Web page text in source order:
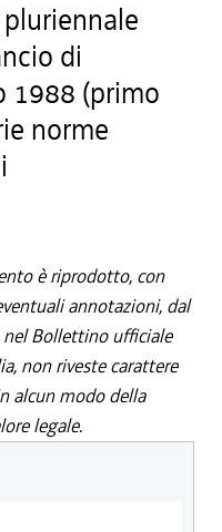
di
1988 (primo
norme
è riprodotto, con
annotazioni, dal
Bollettino ufficiale
non riveste carattere
alcun modo della
legale.